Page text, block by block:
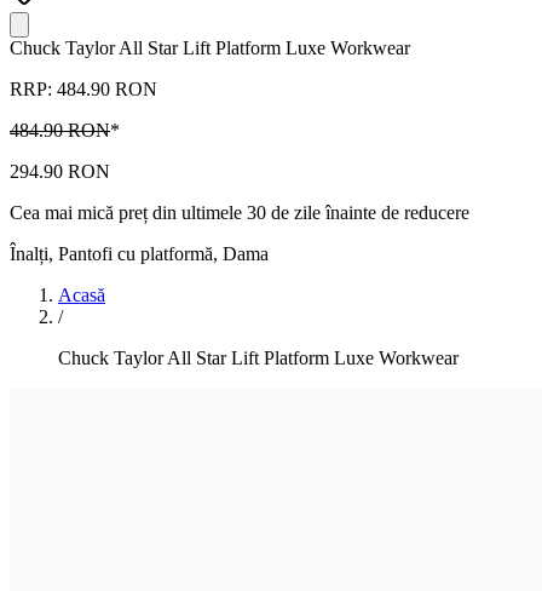
Chuck Taylor All Star Lift Platform Luxe Workwear
RRP: 484.90 RON
484.90 RON*
294.90 RON
Cea mai mică preț din ultimele 30 de zile înainte de reducere
Înalți, Pantofi cu platformă, Dama
Acasă
/
Chuck Taylor All Star Lift Platform Luxe Workwear